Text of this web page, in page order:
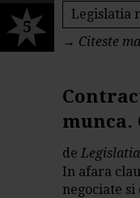
Legislatia
→ Citeste
5
munca.
de
In afara
negociate